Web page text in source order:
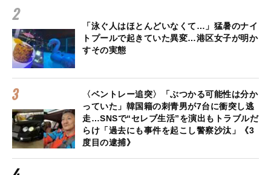
「泳ぐ人はほとんどいなくて…」猛暑のナイ
トプールで起きていた異変…港区女子が明か
すその実態
〈ベントレー追突〉「ぶつかる可能性は分か
っていた」韓国籍の刺青男が7台に衝突し逃
走…SNSで“セレブ生活”を演出もトラブルだ
らけ「過去にも事件を起こし警察沙汰」《3
度目の逮捕》